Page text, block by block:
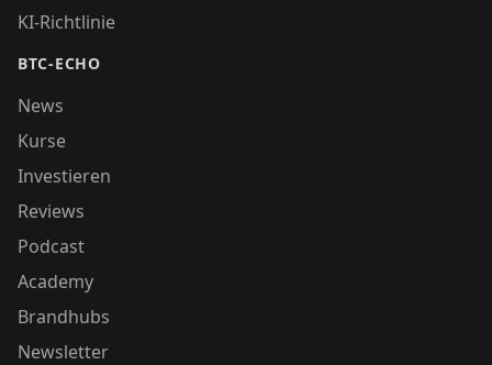
KI-Richtlinie
BTC-ECHO
News
Kurse
Investieren
Reviews
Podcast
Academy
Brandhubs
Newsletter